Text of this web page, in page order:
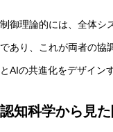
制御理論的には、全体シ
であり、これが両者の協
とAIの共進化をデザイン
認知科学から見